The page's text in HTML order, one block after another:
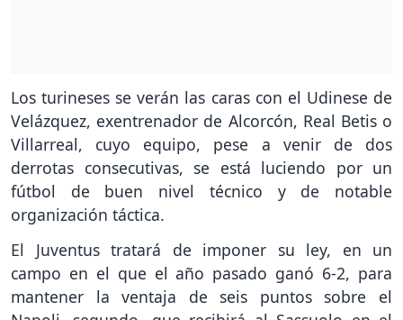
Los turineses se verán las caras con el Udinese de
Velázquez, exentrenador de Alcorcón, Real Betis o
Villarreal, cuyo equipo, pese a venir de dos
derrotas consecutivas, se está luciendo por un
fútbol de buen nivel técnico y de notable
organización táctica.
El Juventus tratará de imponer su ley, en un
campo en el que el año pasado ganó 6-2, para
mantener la ventaja de seis puntos sobre el